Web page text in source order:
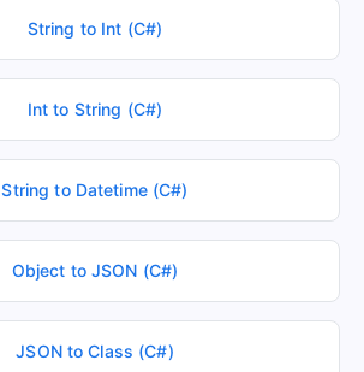
String to Int (C#)
Int to String (C#)
String to Datetime (C#)
Object to JSON (C#)
JSON to Class (C#)